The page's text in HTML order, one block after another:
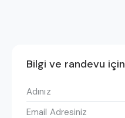
Bilgi ve randevu için